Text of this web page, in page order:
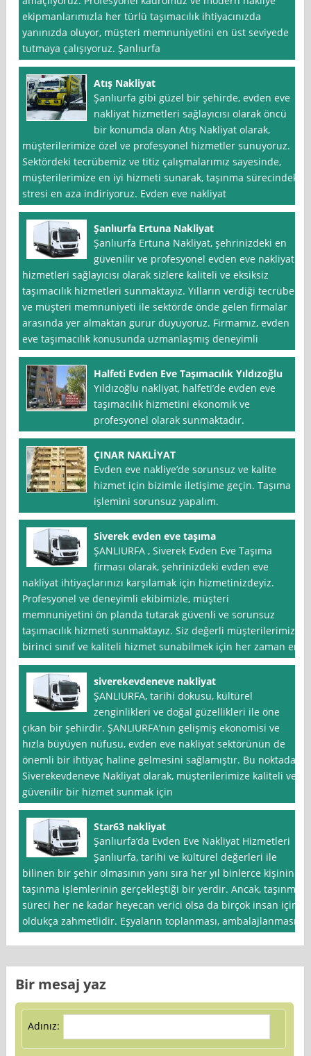
ekipmanlarımızla her türlü taşımacılık ihtiyacınızda
yanınızda oluyor, müşteri memnuniyetini en üst seviyede
tutmaya çalışıyoruz. Şanlıurfa
Atış Nakliyat
Şanlıurfa gibi güzel bir şehirde, evden eve
nakliyat hizmetleri sağlayıcısı olarak öncü
bir konumda olan Atış Nakliyat olarak,
müşterilerimize özel ve profesyonel hizmetler sunuyoruz.
Sektördeki tecrübemiz ve titiz çalışmalarımız sayesinde,
müşterilerimize en iyi hizmeti sunarak, taşınma sürecindeki
stresi en aza indiriyoruz. Evden eve nakliyat
Şanlıurfa Ertuna Nakliyat
Şanlıurfa Ertuna Nakliyat, şehrinizdeki en
güvenilir ve profesyonel evden eve nakliyat
hizmetleri sağlayıcısı olarak sizlere kaliteli ve eksiksiz
taşımacılık hizmetleri sunmaktayız. Yılların verdiği tecrübe
ve müşteri memnuniyeti ile sektörde önde gelen firmalar
arasında yer almaktan gurur duyuyoruz. Firmamız, evden
eve taşımacılık konusunda uzmanlaşmış deneyimli
Halfeti Evden Eve Taşımacılık Yıldızoğlu
Yıldızoğlu nakliyat, halfeti’de evden eve
taşımacılık hizmetini ekonomik ve
profesyonel olarak sunmaktadır.
ÇINAR NAKLİYAT
Evden eve nakliye’de sorunsuz ve kalite
hizmet için bizimle iletişime geçin. Taşıma
işlemini sorunsuz yapalım.
Siverek evden eve taşıma
ŞANLIURFA , Siverek Evden Eve Taşıma
firması olarak, şehrinizdeki evden eve
nakliyat ihtiyaçlarınızı karşılamak için hizmetinizdeyiz.
Profesyonel ve deneyimli ekibimizle, müşteri
memnuniyetini ön planda tutarak güvenli ve sorunsuz
taşımacılık hizmeti sunmaktayız. Siz değerli müşterilerimize
birinci sınıf ve kaliteli hizmet sunabilmek için her zaman en
siverekevdeneve nakliyat
ŞANLIURFA, tarihi dokusu, kültürel
zenginlikleri ve doğal güzellikleri ile öne
çıkan bir şehirdir. ŞANLIURFA’nın gelişmiş ekonomisi ve
hızla büyüyen nüfusu, evden eve nakliyat sektörünün de
önemli bir ihtiyaç haline gelmesini sağlamıştır. Bu noktada
Siverekevdeneve Nakliyat olarak, müşterilerimize kaliteli ve
güvenilir bir hizmet sunmak için
Star63 nakliyat
Şanlıurfa‘da Evden Eve Nakliyat Hizmetleri
Şanlıurfa, tarihi ve kültürel değerleri ile
bilinen bir şehir olmasının yanı sıra her yıl binlerce kişinin
taşınma işlemlerinin gerçekleştiği bir yerdir. Ancak, taşınma
süreci her ne kadar heyecan verici olsa da birçok insan için
oldukça zahmetlidir. Eşyaların toplanması, ambalajlanması,
Bir mesaj yaz
Adınız: